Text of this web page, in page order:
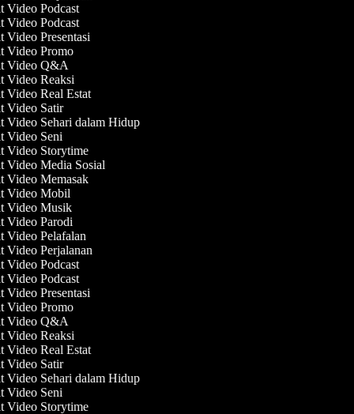
Video Podcast
Video Podcast
Video Presentasi
Video Promo
Video Q&A
Video Reaksi
Video Real Estat
Video Satir
Video Sehari dalam Hidup
Video Seni
Video Storytime
Video Media Sosial
Video Memasak
Video Mobil
Video Musik
Video Parodi
Video Pelafalan
Video Perjalanan
Video Podcast
Video Podcast
Video Presentasi
Video Promo
Video Q&A
Video Reaksi
Video Real Estat
Video Satir
Video Sehari dalam Hidup
Video Seni
Video Storytime